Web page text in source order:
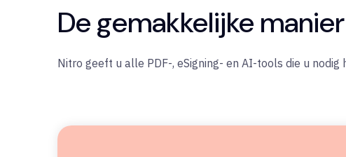
De gemakkelijke
Nitro geeft u alle PDF-, eSigning- en AI-tools die u